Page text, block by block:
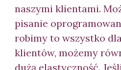
naszymi klientami.
pisanie
robimy to wszystko
klientów, możemy
dużą elastyczność.